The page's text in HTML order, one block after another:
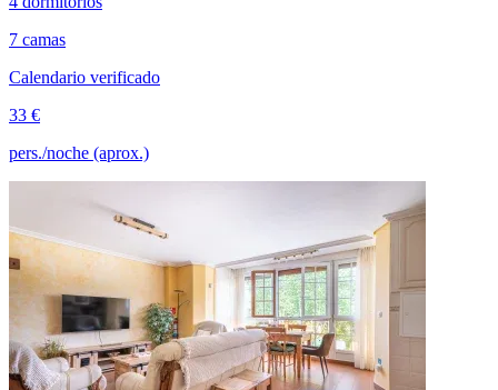
7 camas
Calendario verificado
33 €
pers./noche (aprox.)